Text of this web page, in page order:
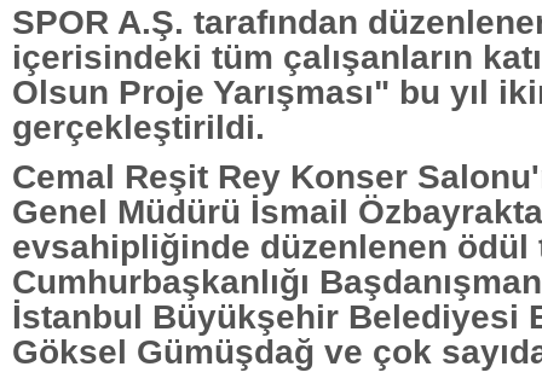
SPOR A.Ş. tarafından
içerisindeki tüm çalışanların
Olsun Proje Yarışması" bu yıl
gerçekleştirildi.
Cemal Reşit Rey Konser
Genel Müdürü İsmail
evsahipliğinde düzenlenen ödül
Cumhurbaşkanlığı
İstanbul Büyükşehir Belediyesi
Göksel Gümüşdağ ve çok